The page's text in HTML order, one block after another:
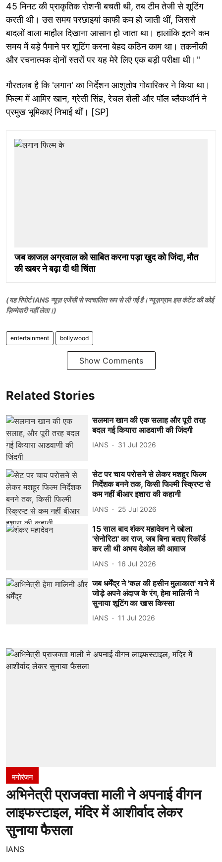
45 मिनट की प्राकृतिक रोशनी बचती थी, तब टीम तेजी से शूटिंग
करती थी। उस समय परछाइयां काफी कम हो जाती थीं, जिससे
बादलों वाला माहौल दिखाना आसान हो जाता था। हालांकि इतने कम
समय में बड़े पैमाने पर शूटिंग करना बेहद कठिन काम था। तकनीकी
और रचनात्मक दोनों स्तरों पर यह मेरे लिए एक बड़ी परीक्षा थी।''
गौरतलब है कि 'लगान' का निर्देशन आशुतोष गोवारिकर ने किया था।
फिल्म में आमिर खान, ग्रेसी सिंह, रेचल शेली और पॉल ब्लैकथॉर्न ने
प्रमुख भूमिकाएं निभाई थीं। [SP]
जब काजल अग्रवाल को साबित करना पड़ा खुद को जिंदा, मौत
की खबर ने बढ़ा दी थी चिंता
(यह रिपोर्ट IANS न्यूज़ एजेंसी से स्वचालित रूप से ली गई है।न्यूज़ग्रामइस कंटेंट की कोई
ज़िम्मेदारी नहीं लेता।)
entertainment bollywood
Show Comments
Related Stories
सलमान खान की एक सलाह और पूरी तरह
बदल गई कियारा आडवाणी की जिंदगी
IANS 31 Jul 2026
सेट पर चाय परोसने से लेकर मशहूर फिल्म
निर्देशक बनने तक, किसी फिल्मी स्क्रिप्ट से
कम नहीं बीआर इशारा की कहानी
IANS 25 Jul 2026
15 साल बाद शंकर महादेवन ने खोला
'सेनोरिटा' का राज, जब बिना बताए रिकॉर्ड
कर ली थी अभय देओल की आवाज
IANS 16 Jul 2026
जब धर्मेंद्र ने 'कल की हसीन मुलाकात' गाने में
जोड़े अपने अंदाज के रंग, हेमा मालिनी ने
सुनाया शूटिंग का खास किस्सा
IANS 11 Jul 2026
मनोरंजन
अभिनेत्री प्राजक्ता माली ने अपनाई वीगन
लाइफस्टाइल, मंदिर में आशीर्वाद लेकर
सुनाया फैसला
IANS